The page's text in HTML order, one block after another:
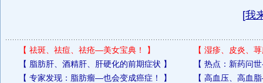
[我
【 祛斑、祛痘、祛疮—美女宝典！ 】 【 湿疹、皮炎、
【 脂肪肝、酒精肝、肝硬化的前期症状 】 【 热点：新药问
【 专家发现：脂肪瘤—也会变成癌症！ 】 【 高血压、高血